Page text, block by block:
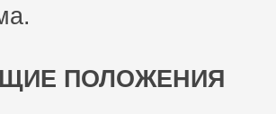
ПОЛОЖЕНИЯ